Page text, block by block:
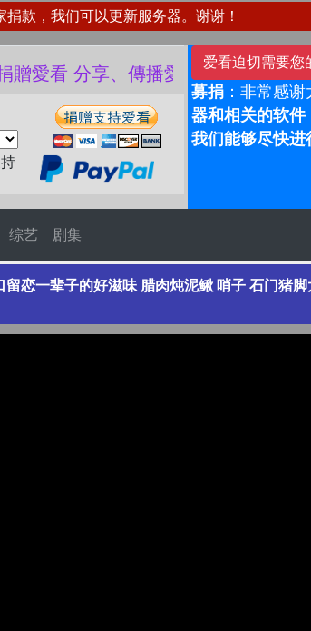
款，我们可以更新服务器。谢谢！
分享、傳播愛看 ❤️
爱看迫切需要您
募捐 ：非常感
器和相关的软
我们能够尽快进
综艺 剧集
留恋一辈子的好滋味 腊肉炖泥鳅 哨子 石门猪脚